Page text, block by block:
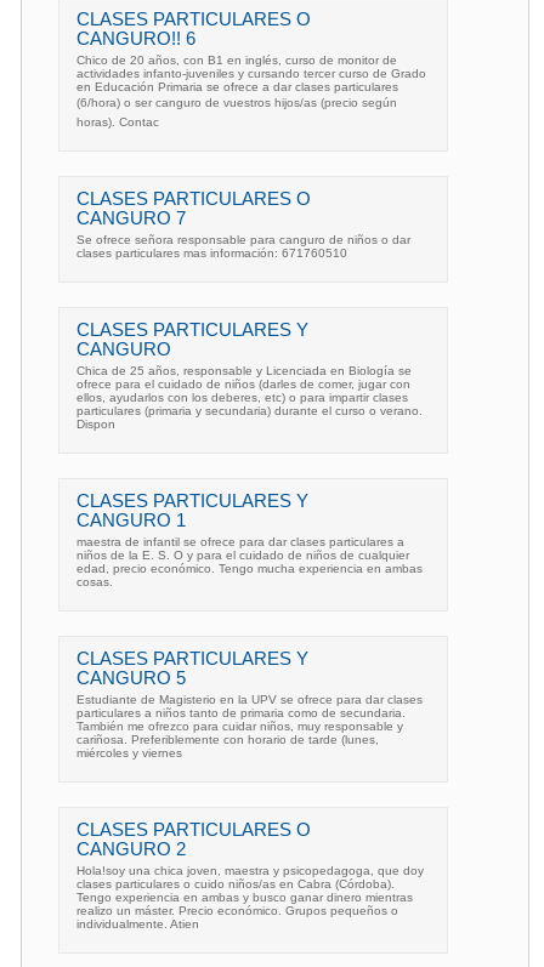
CLASES PARTICULARES O
CANGURO!! 6
Chico de 20 años, con B1 en inglés, curso de monitor de
actividades infanto-juveniles y cursando tercer curso de Grado
en Educación Primaria se ofrece a dar clases particulares
(6/hora) o ser canguro de vuestros hijos/as (precio según
horas). Contac
CLASES PARTICULARES O
CANGURO 7
Se ofrece señora responsable para canguro de niños o dar
clases particulares mas información: 671760510
CLASES PARTICULARES Y
CANGURO
Chica de 25 años, responsable y Licenciada en Biología se
ofrece para el cuidado de niños (darles de comer, jugar con
ellos, ayudarlos con los deberes, etc) o para impartir clases
particulares (primaria y secundaria) durante el curso o verano.
Dispon
CLASES PARTICULARES Y
CANGURO 1
maestra de infantil se ofrece para dar clases particulares a
niños de la E. S. O y para el cuidado de niños de cualquier
edad, precio económico. Tengo mucha experiencia en ambas
cosas.
CLASES PARTICULARES Y
CANGURO 5
Estudiante de Magisterio en la UPV se ofrece para dar clases
particulares a niños tanto de primaria como de secundaria.
También me ofrezco para cuidar niños, muy responsable y
cariñosa. Preferiblemente con horario de tarde (lunes,
miércoles y viernes
CLASES PARTICULARES O
CANGURO 2
Hola!soy una chica joven, maestra y psicopedagoga, que doy
clases particulares o cuido niños/as en Cabra (Córdoba).
Tengo experiencia en ambas y busco ganar dinero mientras
realizo un máster. Precio económico. Grupos pequeños o
individualmente. Atien